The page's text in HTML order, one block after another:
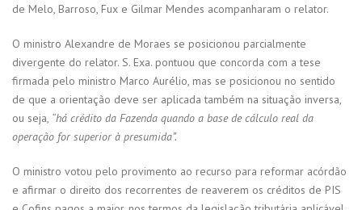
de Melo, Barroso, Fux e Gilmar Mendes acompanharam o relator.
O ministro Alexandre de Moraes se posicionou parcialmente
divergente do relator. S. Exa. pontuou que concorda com a tese
firmada pelo ministro Marco Aurélio, mas se posicionou no sentido
de que a orientação deve ser aplicada também na situação inversa,
ou seja, “há crédito da Fazenda quando a base de cálculo real da
operação for superior à presumida”.
O ministro votou pelo provimento ao recurso para reformar acórdão
e afirmar o direito dos recorrentes de reaverem os créditos de PIS